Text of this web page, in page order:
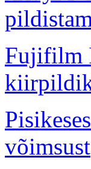
Fujifilm
võimsust